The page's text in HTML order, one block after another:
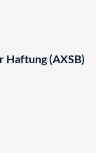
Haftung (AXSB)